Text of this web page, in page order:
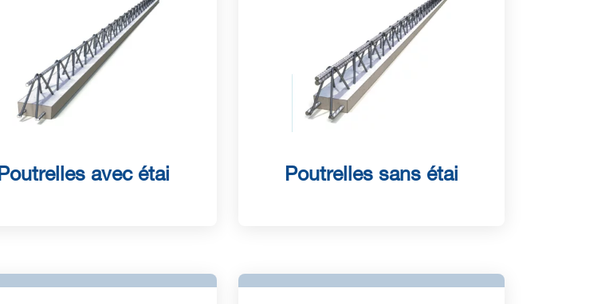
Poutrelles avec étai Poutrelles sans étai